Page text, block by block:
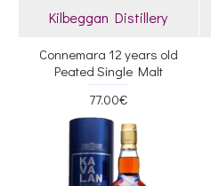
Kilbeggan Distillery
Connemara 12 years old
Peated Single Malt
77.00€